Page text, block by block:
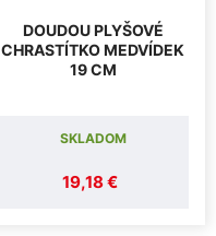
DOUDOU PLYŠOVÉ
CHRASTÍTKO MEDVÍDEK
19 CM
19,18 €
SKLADOM